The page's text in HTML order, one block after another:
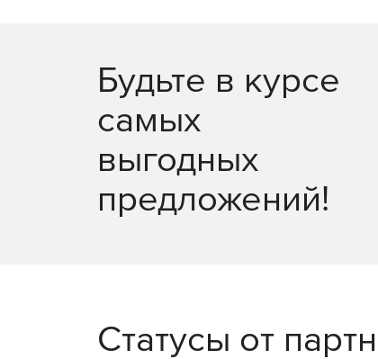
Будьте в курсе
самых
выгодных
предложений!
Статусы от